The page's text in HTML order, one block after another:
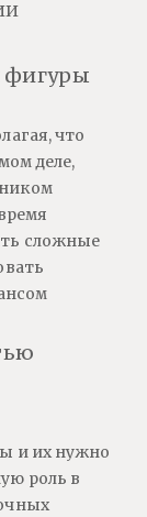
фигуры
что
деле,
сложные
и их нужно
роль в